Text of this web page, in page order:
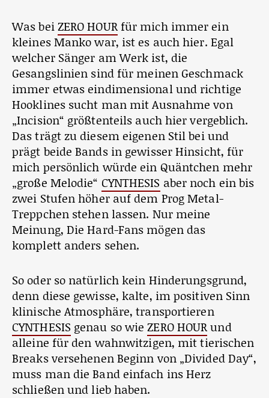
Was beiZERO HOURfür mich immer ein
kleines Manko war, ist es auch hier. Egal
welcher Sänger am Werk ist, die
Gesangslinien sind für meinen Geschmack
immer etwas eindimensional und richtige
Hooklines sucht man mit Ausnahme von
„Incision“ größtenteils auch hier vergeblich.
Das trägt zu diesem eigenen Stil bei und
prägt beide Bands in gewisser Hinsicht, für
mich persönlich würde ein Quäntchen mehr
„große Melodie“ CYNTHESIS aber noch ein bis
zwei Stufen höher auf dem Prog Metal-
Treppchen stehen lassen. Nur meine
Meinung, Die Hard-Fans mögen das
komplett anders sehen.
So oder so natürlich kein Hinderungsgrund,
denn diese gewisse, kalte, im positiven Sinn
klinische Atmosphäre, transportieren
CYNTHESIS genau so wieZERO HOURund
alleine für den wahnwitzigen, mit tierischen
Breaks versehenen Beginn von „Divided Day“,
muss man die Band einfach ins Herz
schließen und lieb haben.